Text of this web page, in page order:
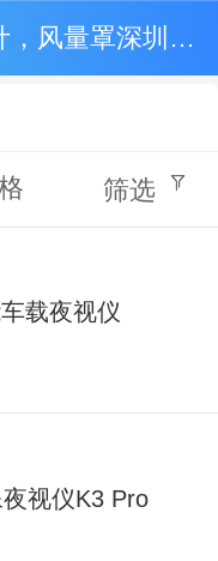
粉尘仪，质量流量计，风量罩深圳市圣富智科技深圳市圣富智能科技有限公司
筛选
载夜视仪
视仪K3 Pro